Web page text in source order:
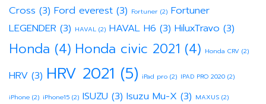
Cross (3) Ford everest (3) Fortuner (2) Fortuner
LEGENDER (3) HAVAL (2) HAVAL H6 (3) HiluxTravo (3)
Honda (4) Honda civic 2021 (4) Honda CRV (2)
HRV (3) HRV 2021 (5) iPad pro (2) IPAD PRO 2020 (2)
iPhone (2) iPhone15 (2) ISUZU (3) Isuzu Mu-X (3) MAXUS (2)